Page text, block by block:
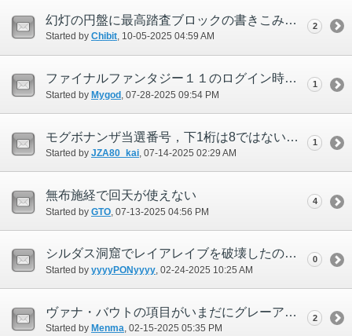
幻灯の円盤に最高踏査ブロックの書きこみがされない。
Started by Chibit‎, 10-05-2025 04:59 AM
2
ファイナルファンタジー１１のログイン時に「ロビーサーバーに接続できませんでした。」などでログインできない
Started by Mygod ‎, 07-28-2025 09:54 PM
1
モグボナンザ当選番号，下1桁は8ではないのか
Started by JZA80_kai‎, 07-14-2025 02:29 AM
1
無布施経で回天が使えない
Started by GTO ‎, 07-13-2025 04:56 PM
4
シルダス洞窟でレイアレイブを破壊したのに治安維持がクリアにならない
Started by yyyyPONyyyy‎, 02-24-2025 10:25 AM
0
ヴァナ・バウトの項目がいまだにグレーアウトのままになってる倉庫キャラがいる
Started by Menma‎, 02-15-2025 05:35 PM
2